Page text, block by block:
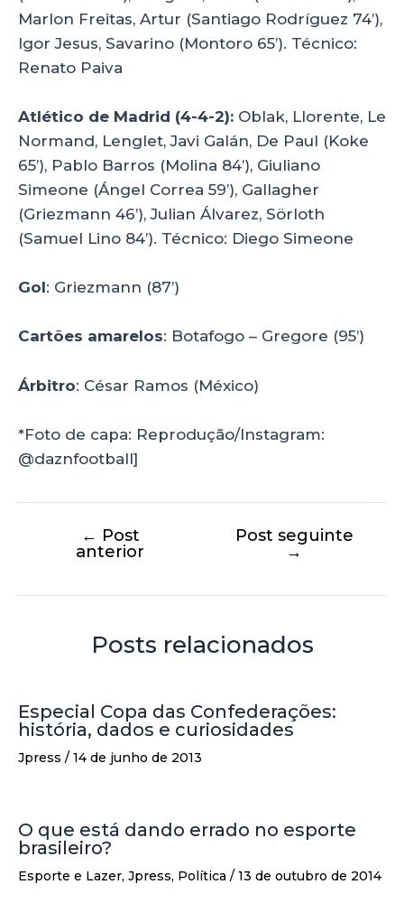
Marlon Freitas, Artur (Santiago Rodríguez 74’),
Igor Jesus, Savarino (Montoro 65’). Técnico:
Renato Paiva
Atlético de Madrid (4-4-2): Oblak, Llorente, Le
Normand, Lenglet, Javi Galán, De Paul (Koke
65’), Pablo Barros (Molina 84’), Giuliano
Simeone (Ángel Correa 59’), Gallagher
(Griezmann 46’), Julian Álvarez, Sörloth
(Samuel Lino 84’). Técnico: Diego Simeone
Gol: Griezmann (87’)
Cartões amarelos: Botafogo – Gregore (95’)
Árbitro: César Ramos (México)
*Foto de capa: Reprodução/Instagram:
@daznfootball]
← Post
anterior
Post seguinte
→
Posts relacionados
Especial Copa das Confederações:
história, dados e curiosidades
Jpress / 14 de junho de 2013
O que está dando errado no esporte
brasileiro?
Esporte e Lazer, Jpress, Política / 13 de outubro de 2014